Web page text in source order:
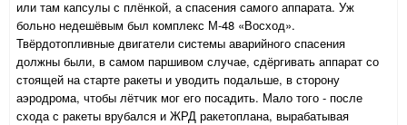
или там капсулы с плёнкой, а спасения самого аппарата. Уж
больно недешёвым был комплекс М-48 «Восход».
Твёрдотопливные двигатели системы аварийного спасения
должны были, в самом паршивом случае, сдёргивать аппарат со
стоящей на старте ракеты и уводить подальше, в сторону
аэродрома, чтобы лётчик мог его посадить. Мало того - после
схода с ракеты врубался и ЖРД ракетоплана, вырабатывая